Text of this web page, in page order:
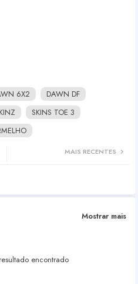
6X2
DAWN DF
SKINS TOE 3
MAIS RECENTES
Mostrar mais
encontrado